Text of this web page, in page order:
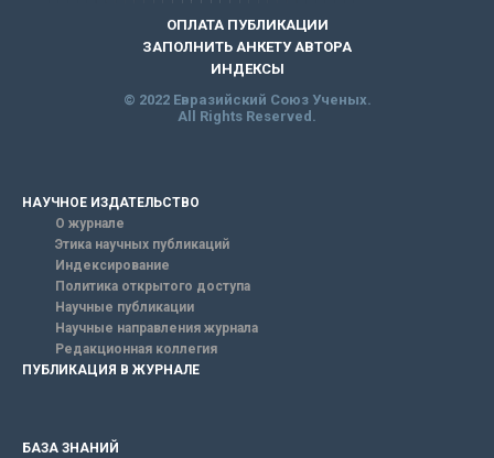
ОПЛАТА ПУБЛИКАЦИИ
ЗАПОЛНИТЬ АНКЕТУ АВТОРА
ИНДЕКСЫ
© 2022 Евразийский Союз Ученых.
All Rights Reserved.
НАУЧНОЕ ИЗДАТЕЛЬСТВО
О журнале
Этика научных публикаций
Индексирование
Политика открытого доступа
Научные публикации
Научные направления журнала
Редакционная коллегия
ПУБЛИКАЦИЯ В ЖУРНАЛЕ
БАЗА ЗНАНИЙ